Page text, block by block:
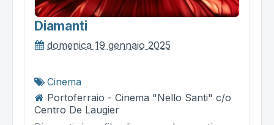
Diamanti
domenica 19 gennaio 2025
Cinema
Portoferraio - Cinema "Nello Santi" c/o
Centro De Laugier